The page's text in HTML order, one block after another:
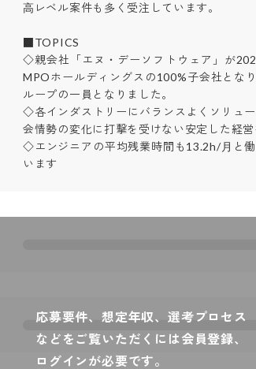
⾼レベル案件も多く受注しています。
■TOPICS
◇親会社「エヌ・デーソフトウェア」が
MPOホールディングスの100%子会社とな
ループの一員となりました。
◇各インダストリーにバランスよくソリュ
会情勢の変化に打撃を受けない安定した経
◇エンジニアの平均残業時間も13.2h/⽉と
います
応募要件、想定年収、選考プロセス
などをご覧いただくには会員登録、
ログインが必要です。